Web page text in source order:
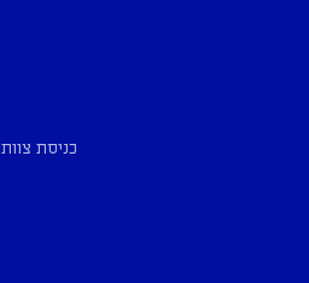
כניסת צוות